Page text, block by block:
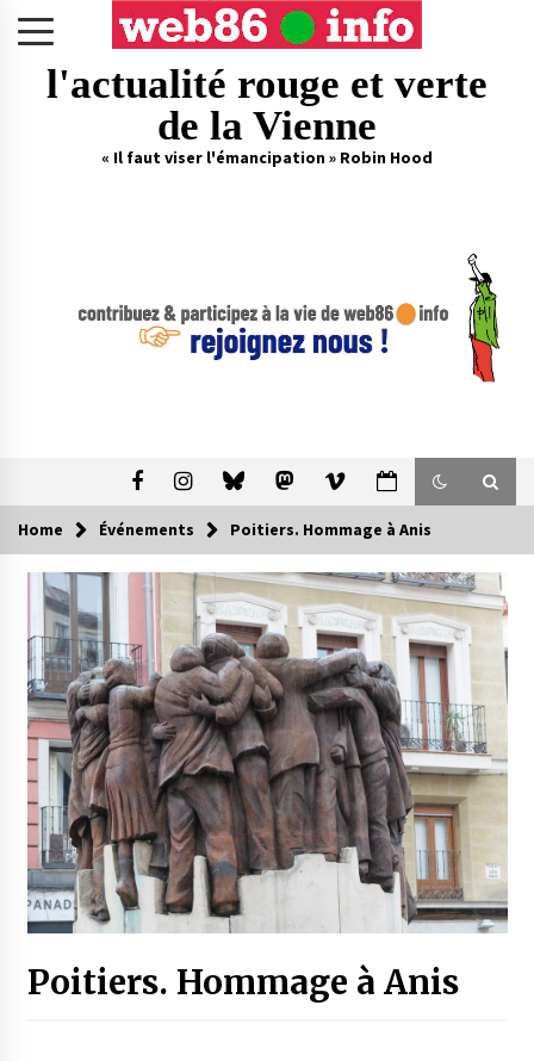
l'actualité rouge et verte
de la Vienne
« Il faut viser l'émancipation » Robin Hood
Home Événements Poitiers. Hommage à Anis
Poitiers. Hommage à Anis